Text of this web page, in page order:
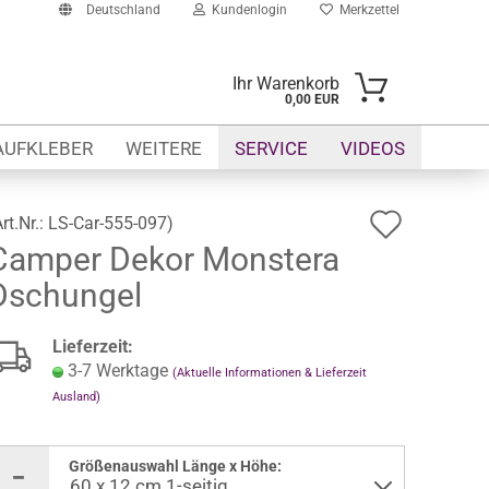
Deutschland Kundenlogin
Mail
erstellen
Merkzettel
Ihr Warenkorb
0,00 EUR
SERVICE VIDEOS
WEITERE
LS-Car-555-097)
Dekor Monstera
Lieferzeit:
3-7 Werktage (Aktuelle Informationen & Lieferzeit
Ausland)
Größenauswahl Länge x Höhe: